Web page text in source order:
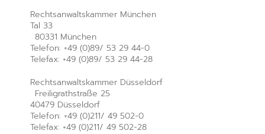
Rechtsanwaltskammer München
Tal 33
80331 München
Telefon: +49 (0)89/ 53 29 44-0
Telefax: +49 (0)89/ 53 29 44-28
Rechtsanwaltskammer Düsseldorf
Freiligrathstraße 25
40479 Düsseldorf
Telefon: +49 (0)211/ 49 502-0
Telefax: +49 (0)211/ 49 502-28